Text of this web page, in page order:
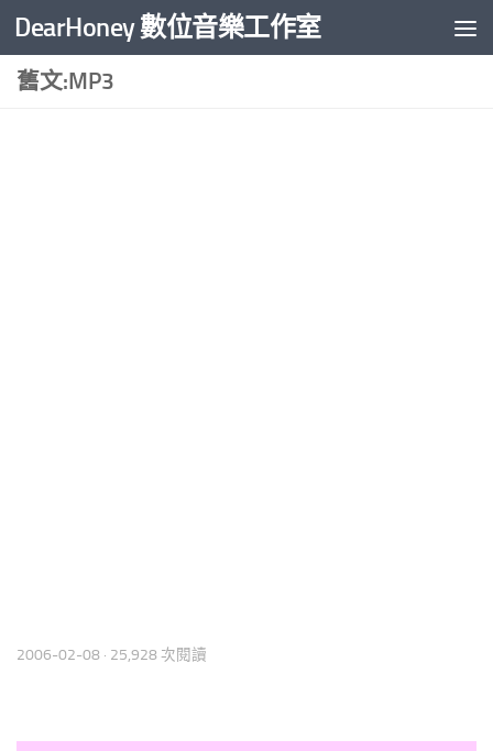
Skip to content
DearHoney 數位音樂工作室
舊文:MP3
2006-02-08 · 25,928 次閱讀